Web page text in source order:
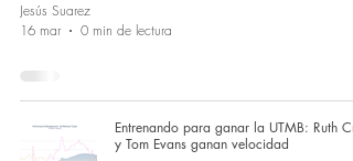
Jesús Suarez
16 mar
0 min de lectura
Entrenando para ganar la UTMB: Ruth
y Tom Evans ganan velocidad